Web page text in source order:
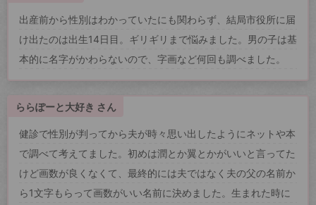
出産前から性別はわかっていたにも関わらず、結局市役所に届
け出たのは出生14日目。ギリギリまで悩みました。男の子は基
本的に名字がかわらないので、字画など何回も調べました。
ららぽーと大好き さん
健診で性別が判ってから夫が時々思い出したようにネットや本
で調べて考えてました。初めは潤とか翼とかがいいと言ってた
けど画数が良くなくて、最終的には夫ではなく夫の父の名前か
ら1文字もらって画数がいい名前に決めました。生まれた時に